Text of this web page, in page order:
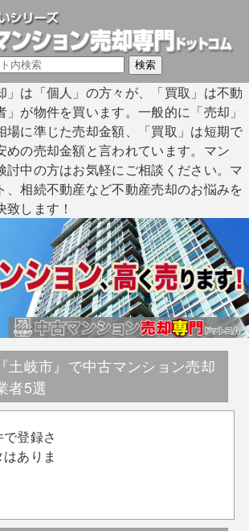
」は「個人」の方々が、「買取」は不動
が物件を買います。一般的に「売却」
場に準じた売却金額、「買取」は短期で
めの売却金額と言われています。マン
討中の方はお気軽にご相談ください。マ
、相続不動産など不動産売却のお悩みを
します！
土岐市』で中古マンション売却
者5選
登録さ
ありま